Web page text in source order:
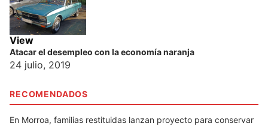
View
Atacar el desempleo con la economía naranja
24 julio, 2019
RECOMENDADOS
En Morroa, familias restituidas lanzan proyecto para conservar